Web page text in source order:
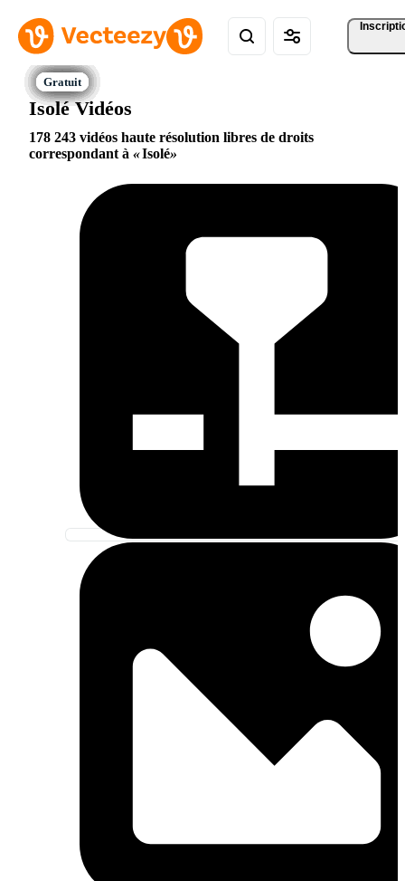
Isolé Vidéos
178 243 vidéos haute résolution libres de droits
correspondant à
Isolé